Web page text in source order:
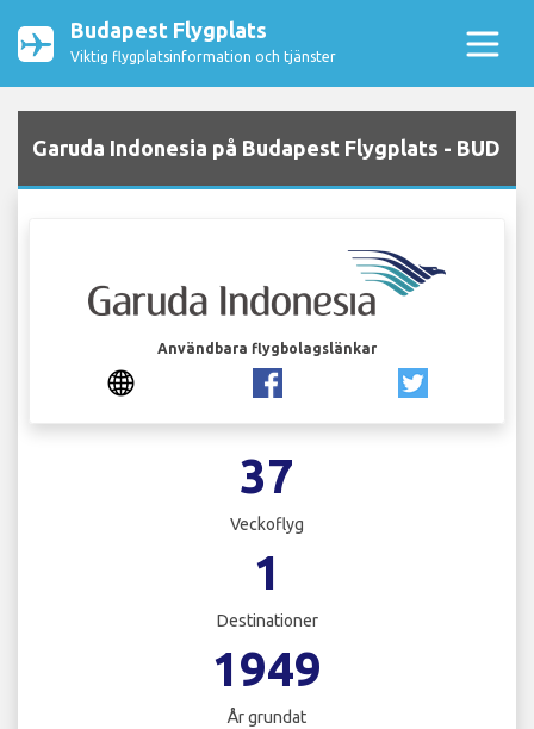
Budapest Flygplats
Viktig flygplatsinformation och tjänster
Garuda Indonesia på Budapest Flygplats - BUD
Användbara flygbolagslänkar
37
Veckoflyg
1
Destinationer
1949
År grundat